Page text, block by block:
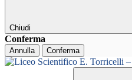
Chiudi
Conferma
Annulla Conferma